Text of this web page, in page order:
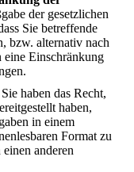
der gesetzlichen
Sie betreffende
bzw. alternativ nach
eine Einschränkung
Sie haben das Recht,
haben,
in einem
Format zu
anderen